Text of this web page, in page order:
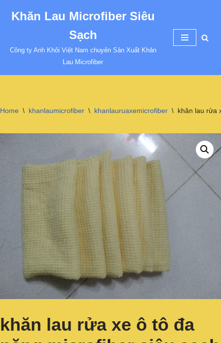
nội
Khăn Lau Microfiber Siêu
Sạch
Công ty Anh Khôi Việt Nam chuyên Sản Xuất Khăn
Lau Microfiber
Home \ khanlaumicrofiber \ khanlauruaxemicrofiber \ khăn lau rửa
khăn lau rửa xe ô tô đa